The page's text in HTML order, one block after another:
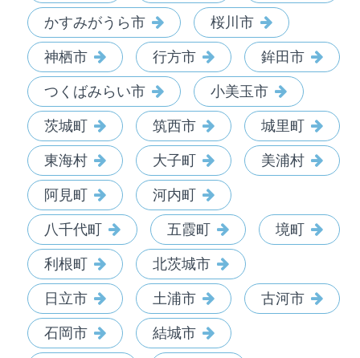
かすみがうら市 桜川市
神栖市 行方市 鉾田市
つくばみらい市 小美玉市
茨城町 筑西市 城里町
東海村 大子町 美浦村
阿見町 河内町
八千代町 五霞町 境町
利根町 北茨城市
日立市 土浦市 古河市
石岡市 結城市